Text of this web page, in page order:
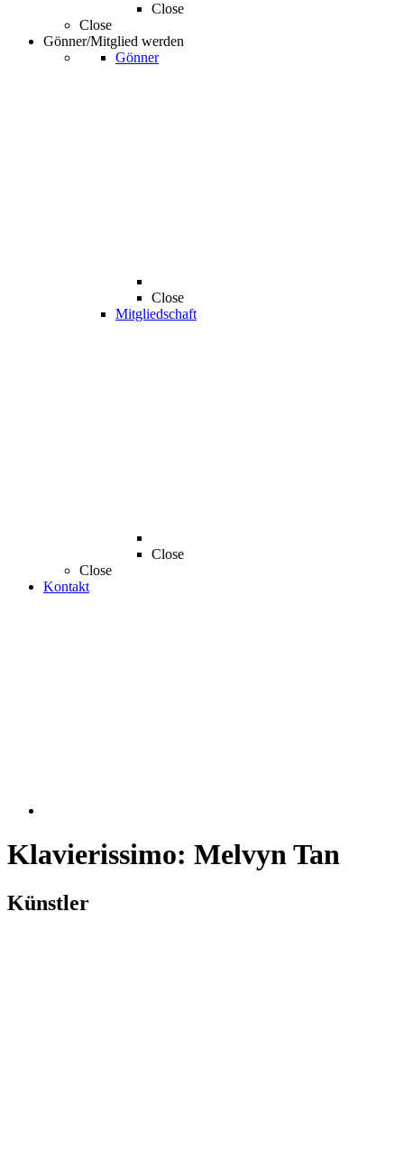
Close
Close
Gönner/Mitglied werden
Gönner
Close
Mitgliedschaft
Close
Close
Kontakt
Klavierissimo: Melvyn Tan
Künstler